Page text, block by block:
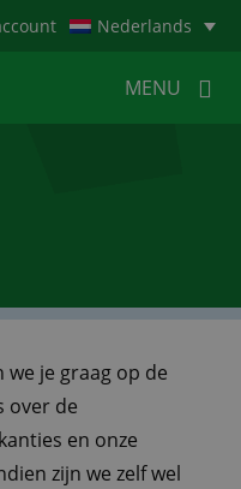
Nederlands
MENU
BIJ ACSI
je graag op de
over de
en onze
zijn we zelf wel